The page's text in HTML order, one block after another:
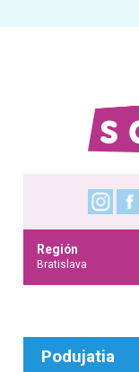
Región
Bratislava
Podujatia